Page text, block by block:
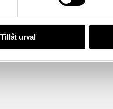
Tillåt urval